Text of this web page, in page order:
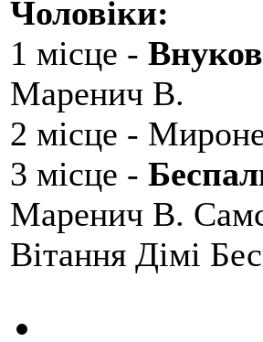
Чоловіки:
1 місце -
Маренич В.
2 місце -
3 місце -
Маренич В.
Вітання Дімі